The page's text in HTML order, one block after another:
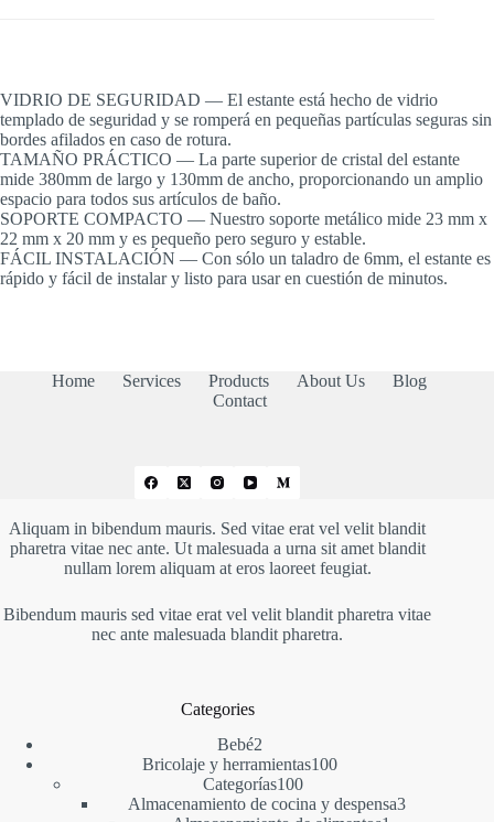
VIDRIO DE SEGURIDAD — El estante está hecho de vidrio
templado de seguridad y se romperá en pequeñas partículas seguras sin
bordes afilados en caso de rotura.
TAMAÑO PRÁCTICO — La parte superior de cristal del estante
mide 380mm de largo y 130mm de ancho, proporcionando un amplio
espacio para todos sus artículos de baño.
SOPORTE COMPACTO — Nuestro soporte metálico mide 23 mm x
22 mm x 20 mm y es pequeño pero seguro y estable.
FÁCIL INSTALACIÓN — Con sólo un taladro de 6mm, el estante es
rápido y fácil de instalar y listo para usar en cuestión de minutos.
Home Services Products About Us
Blog
Contact
Aliquam in bibendum mauris. Sed vitae erat vel velit blandit
pharetra vitae nec ante. Ut malesuada a urna sit amet blandit
nullam lorem aliquam at eros laoreet feugiat.
Bibendum mauris sed vitae erat vel velit blandit pharetra vitae
nec ante malesuada blandit pharetra.
Categories
Bebé22
productos
Bricolaje y herramientas100100
Categorías100100
productos
Almacenamiento de cocina y despensa33